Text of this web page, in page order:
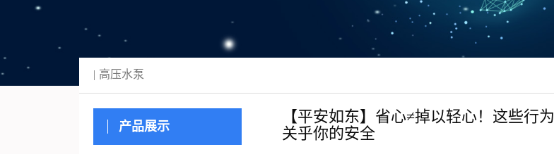
高压水泵
产品展示
【平安如东】省心≠掉以轻心！这些行为
关乎你的安全